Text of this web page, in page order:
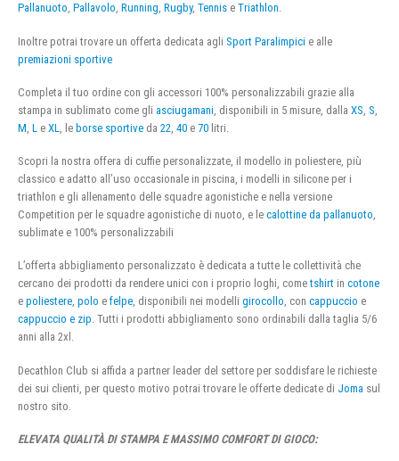
Pallanuoto, Pallavolo, Running, Rugby, Tennis e Triathlon.
Inoltre potrai trovare un offerta dedicata agli Sport Paralimpici e alle
premiazioni sportive
Completa il tuo ordine con gli accessori 100% personalizzabili grazie alla
stampa in sublimato come gli asciugamani , disponibili in 5 misure, dalla XS S
M L e XL , le borse sportive da 22 40 e 70 litri.
Scopri la nostra offera di cuffie personalizzate, il modello in poliestere, più
classico e adatto all’uso occasionale in piscina, i modelli in silicone per i
triathlon e gli allenamento delle squadre agonistiche e nella versione
Competition per le squadre agonistiche di nuoto, e le calottine da pallanuoto,
sublimate e 100% personalizzabili
L’offerta abbigliamento personalizzato è dedicata a tutte le collettività che
cercano dei prodotti da rendere unici con i proprio loghi, cometshirt in cotone
e poliestere, polo e felpe, disponibili nei modelli girocollo, con cappuccio e
cappuccio e zip. Tutti i prodotti abbigliamento sono ordinabili dalla taglia 5/6
anni alla 2xl.
Decathlon Club si affida a partner leader del settore per soddisfare le richieste
dei sui clienti, per questo motivo potrai trovare le offerte dedicate di Joma sul
nostro sito.
ELEVATA QUALITÀ DI STAMPA E MASSIMO COMFORT DI GIOCO: